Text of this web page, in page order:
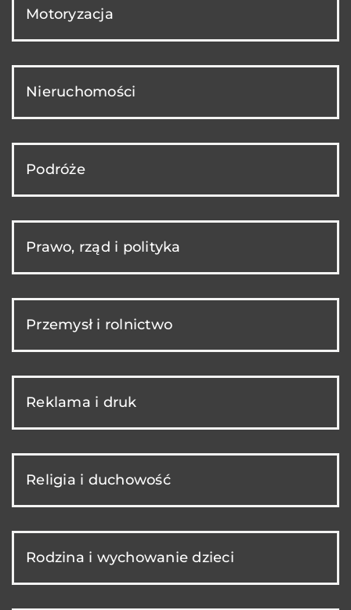
Motoryzacja
Nieruchomości
Podróże
Prawo, rząd i polityka
Przemysł i rolnictwo
Reklama i druk
Religia i duchowość
Rodzina i wychowanie dzieci